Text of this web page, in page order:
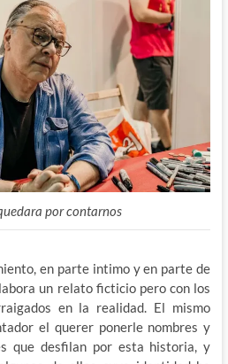
por contarnos
en parte intimo y en parte de
un relato ficticio pero con los
en la realidad. El mismo
el querer ponerle nombres y
que desfilan por esta historia, y